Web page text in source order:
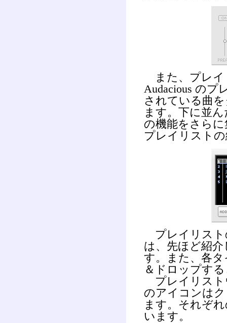
また、プレイ
Audacious のプ
されている曲
ます。下に並
の機能をさら
プレイリスト
プレイリスト
は、先ほど紹
す。また、各
＆ドロップす
プレイリスト
のアイコンは
ます。それぞ
います。